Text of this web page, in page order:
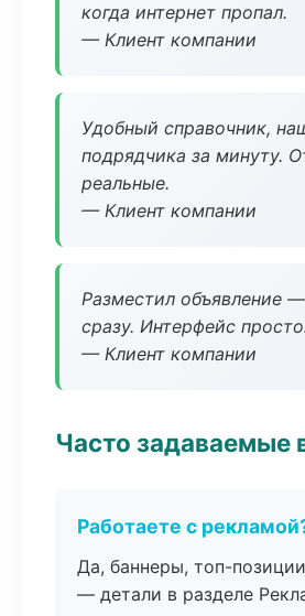
когда интернет пропал.
— Клиент компании
Удобный справочник,
подрядчика за минуту.
реальные.
— Клиент компании
Разместил объявление
сразу. Интерфейс
— Клиент компании
Часто задаваемые
Работаете с
Да, баннеры, топ-
— детали в разделе